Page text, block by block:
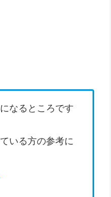
なるところです
いる方の参考に